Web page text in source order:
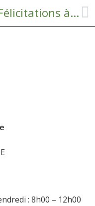
🎉 Félicitations à Marielle ! 🎉
: 8h00 – 12h00